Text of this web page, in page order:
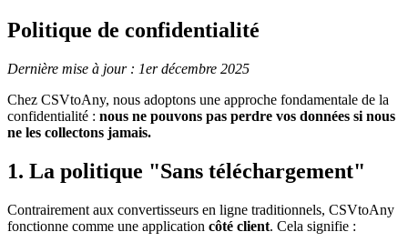
Politique de confidentialité
Dernière mise à jour : 1er décembre 2025
Chez CSVtoAny, nous adoptons une approche fondamentale de la
confidentialité : nous ne pouvons pas perdre vos données si nous
ne les collectons jamais.
1. La politique "Sans téléchargement"
Contrairement aux convertisseurs en ligne traditionnels, CSVtoAny
fonctionne comme une application côté client. Cela signifie :